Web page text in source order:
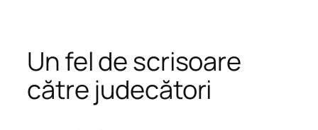
Un fel de scrisoare
către judecători